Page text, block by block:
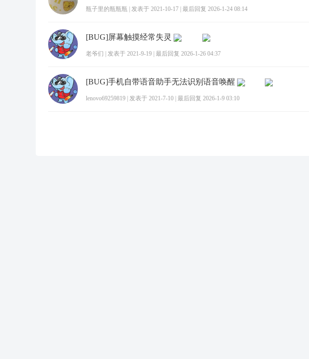
瓶子里的瓶瓶瓶 发表于 2021-10-17 最后回复 2026-1-24 08:14
[BUG]屏幕触摸经常失灵
老爷们 发表于 2021-9-19 最后回复 2026-1-26 04:37
[BUG]手机自带语音助手无法识别语音唤醒
lenovo69259819 发表于 2021-7-10 最后回复 2026-1-9 03:10